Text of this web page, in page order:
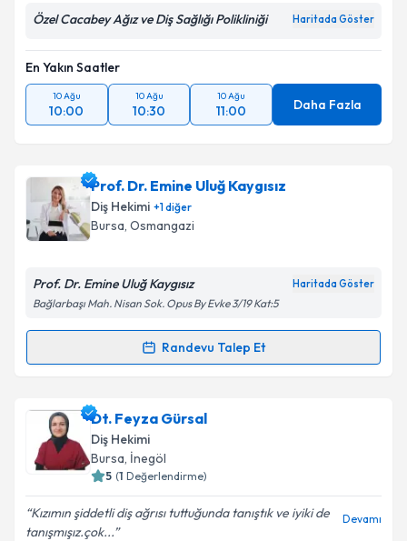
Özel Cacabey Ağız ve Diş Sağlığı Polikliniği Haritada Göster
En Yakın Saatler
10 Ağu
10:00
10 Ağu
10:30
10 Ağu
11:00 Daha Fazla
Prof. Dr. Emine Uluğ Kaygısız
Diş Hekimi +1diğer
Bursa, Osmangazi
Prof. Dr. Emine Uluğ Kaygısız Haritada Göster
Bağlarbaşı Mah. Nisan Sok. Opus By Evke 3/19 Kat:5
Randevu Talep Et
Randevu Takvimi Talebi
Prof. Dr. Emine Uluğ Kaygısız
talebi oluşturun. Size bu uzmandan randevu almanız
için bir takvim hazırlandığında e-posta ile
bilgilendireceğiz.
E-posta Adresiniz
Dt. Feyza Gürsal
Diş Hekimi
Bursa, İnegöl
5 (1 Değerlendirme)
Kızımın şiddetli diş ağrısı tuttuğunda tanıştık ve iyiki de
tanışmışız.çok...
Devamı